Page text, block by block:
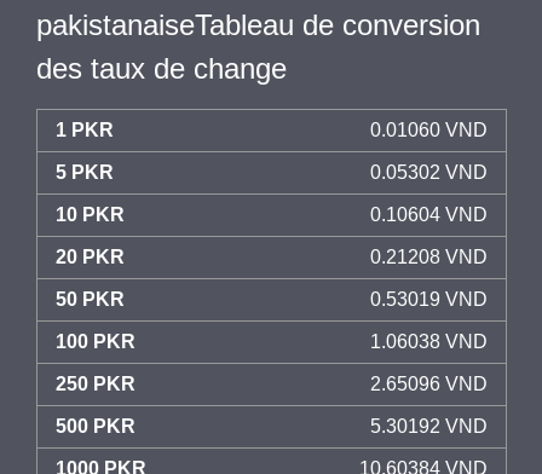
pakistanaiseTableau de conversion
des taux de change
1 PKR 0.01060 VND
5 PKR 0.05302 VND
10 PKR 0.10604 VND
20 PKR 0.21208 VND
50 PKR 0.53019 VND
100 PKR 1.06038 VND
250 PKR 2.65096 VND
500 PKR 5.30192 VND
1000 PKR 10.60384 VND